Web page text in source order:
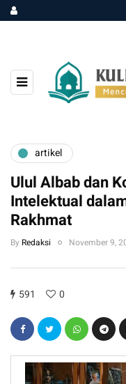
artikel
Ulul Albab dan
Intelektual
Rakhmat
By Redaksi November 9,
591 0